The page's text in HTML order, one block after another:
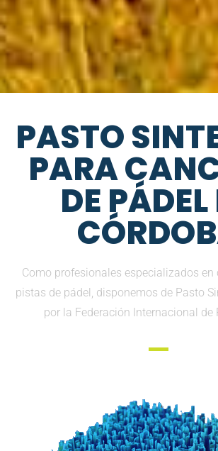
PASTO
PARA
DE PÁDEL
Como profesionales especializados
pistas de pádel, disponemos de Pasto
por la Federación Internacional de